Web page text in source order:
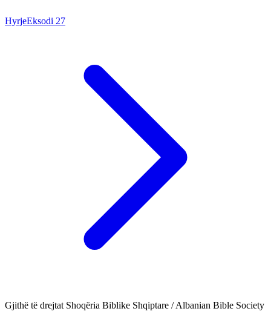
HyrjeEksodi 27
Gjithë të drejtat Shoqëria Biblike Shqiptare / Albanian Bible Society